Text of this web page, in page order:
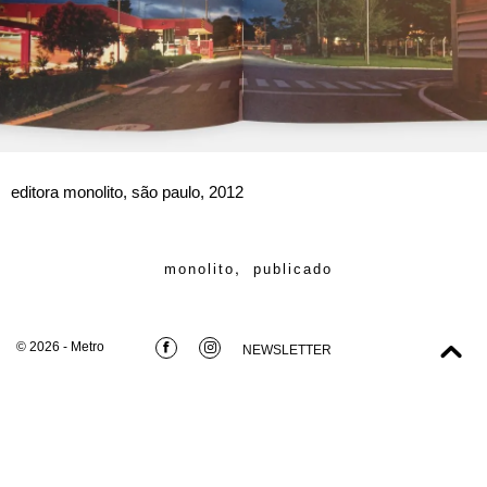
editora monolito, são paulo, 2012
monolito , publicado
© 2026 - Metro NEWSLETTER